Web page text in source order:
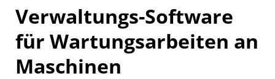
Verwaltungs-Software
für Wartungsarbeiten an
Maschinen